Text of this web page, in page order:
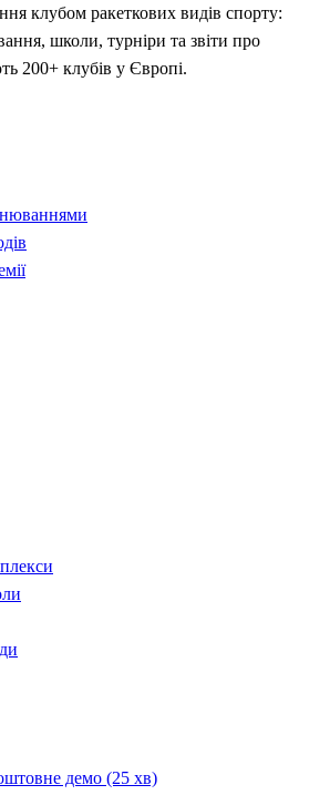
клубом ракеткових видів спорту:
школи, турніри та звіти про
200+ клубів у Європі.
демо (25 хв)